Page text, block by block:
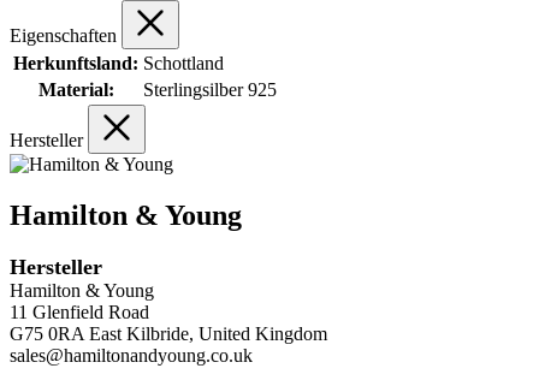
Eigenschaften
Herkunftsland: Schottland
Material:
Sterlingsilber 925
Hersteller
Hamilton & Young
Hersteller
Hamilton & Young
11 Glenfield Road
G75 0RA East Kilbride, United Kingdom
sales@hamiltonandyoung.co.uk